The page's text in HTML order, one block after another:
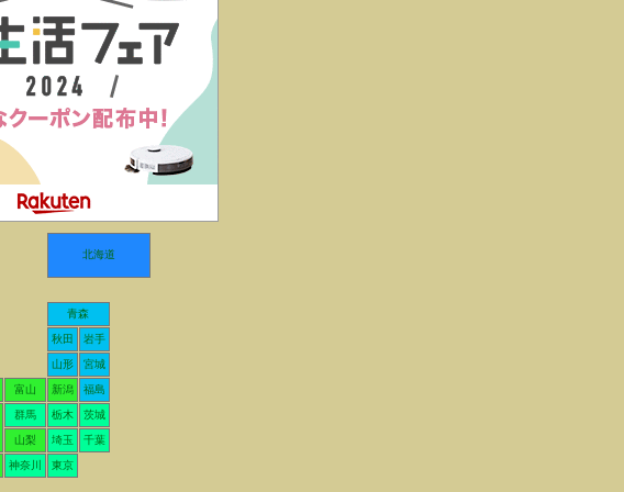
北海道
青森
秋田 岩手
山形 宮城
富山 新潟 福島
群馬 栃木 茨城
山梨 埼玉 千葉
神奈川 東京